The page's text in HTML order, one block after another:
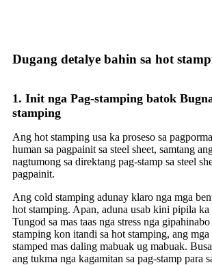
Dugang detalye bahin sa hot
1. Init nga Pag-stamping batok
stamping
Ang hot stamping usa ka proseso sa
human sa pagpainit sa steel sheet, samtang
nagtumong sa direktang pag-stamp sa steel
pagpainit.
Ang cold stamping adunay klaro nga mga
hot stamping. Apan, aduna usab kini pipila ka
Tungod sa mas taas nga stress nga
stamping kon itandi sa hot stamping, ang
stamped mas daling mabuak ug mabuak.
ang tukma nga kagamitan sa pag-stamp para